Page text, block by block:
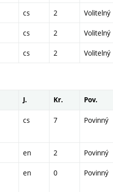
cs 2 Volitelný
cs 2 Volitelný
cs 2 Volitelný
J. Kr. Pov.
cs 7 Povinný
en 2 Povinný
en 0 Povinný